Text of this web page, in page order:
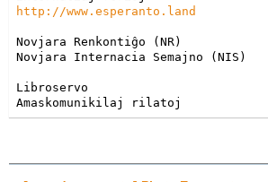
http://www.esperanto.land
Novjara Renkontiĝo (NR)
Novjara Internacia Semajno (NIS)
Libroservo
Amaskomunikilaj rilatoj